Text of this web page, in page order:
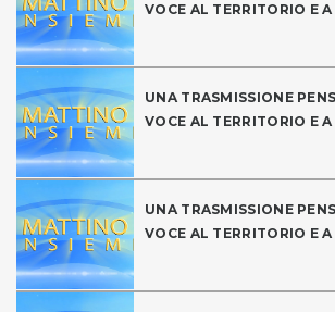
VOCE AL TERRITORIO E
UNA TRASMISSIONE
VOCE AL TERRITORIO E
UNA TRASMISSIONE
VOCE AL TERRITORIO E